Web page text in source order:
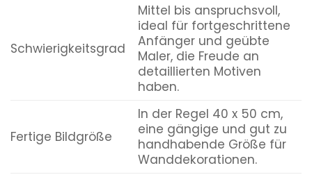
Schwierigkeitsgrad
Mittel bis anspruchsvoll,
ideal für fortgeschrittene
Anfänger und geübte
Maler, die Freude an
detaillierten Motiven
haben.
Fertige Bildgröße
In der Regel 40 x 50 cm,
eine gängige und gut zu
handhabende Größe für
Wanddekorationen.